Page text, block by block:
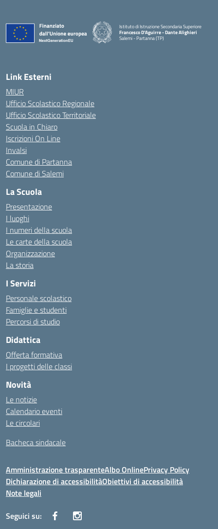
Istituto di Istruzione Secondaria Superiore
Francesco D'Aguirre - Dante Alighieri
Salemi - Partanna (TP)
Link Esterni
MIUR
Ufficio Scolastico Regionale
Ufficio Scolastico Territoriale
Scuola in Chiaro
Iscrizioni On Line
Invalsi
Comune di Partanna
Comune di Salemi
La Scuola
Presentazione
I luoghi
I numeri della scuola
Le carte della scuola
Organizzazione
La storia
I Servizi
Personale scolastico
Famiglie e studenti
Percorsi di studio
Didattica
Offerta formativa
I progetti delle classi
Novità
Le notizie
Calendario eventi
Le circolari
Bacheca sindacale
Amministrazione trasparenteAlbo OnlinePrivacy Policy
Dichiarazione di accessibilitàObiettivi di accessibilità
Note legali
Seguici su: